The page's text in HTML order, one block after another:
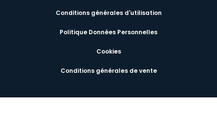
Conditions générales d'utilisation
Politique Données Personnelles
Cookies
Conditions générales de vente